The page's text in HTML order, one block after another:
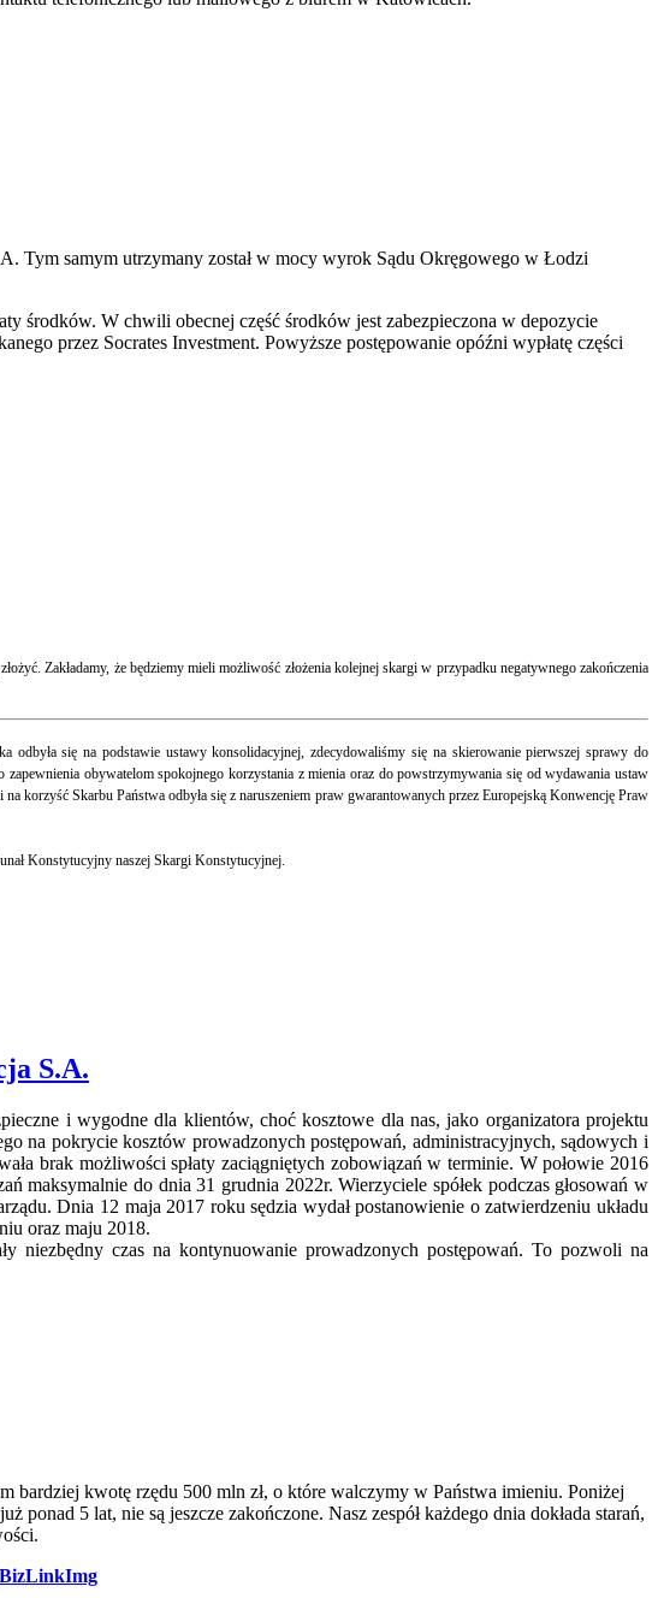
Tym samym utrzymany został w mocy wyrok Sądu Okręgowego w Łodzi
środków. W chwili obecnej część środków jest zabezpieczona w depozycie
przez Socrates Investment. Powyższe postępowanie opóźni wypłatę części
Zakładamy, że będziemy mieli możliwość złożenia kolejnej skargi w przypadku negatywnego zakończenia
się na podstawie ustawy konsolidacyjnej, zdecydowaliśmy się na skierowanie pierwszej sprawy do
obywatelom spokojnego korzystania z mienia oraz do powstrzymywania się od wydawania ustaw
korzyść Skarbu Państwa odbyła się z naruszeniem praw gwarantowanych przez Europejską Konwencję Praw
Konstytucyjny naszej Skargi Konstytucyjnej.
S.A.
i wygodne dla klientów, choć kosztowe dla nas, jako organizatora projektu
na pokrycie kosztów prowadzonych postępowań, administracyjnych, sądowych i
brak możliwości spłaty zaciągniętych zobowiązań w terminie. W połowie 2016
maksymalnie do dnia 31 grudnia 2022r. Wierzyciele spółek podczas głosowań w
Dnia 12 maja 2017 roku sędzia wydał postanowienie o zatwierdzeniu układu
oraz maju 2018.
niezbędny czas na kontynuowanie prowadzonych postępowań. To pozwoli na
bardziej kwotę rzędu 500 mln zł, o które walczymy w Państwa imieniu. Poniżej
5 lat, nie są jeszcze zakończone. Nasz zespół każdego dnia dokłada starań,